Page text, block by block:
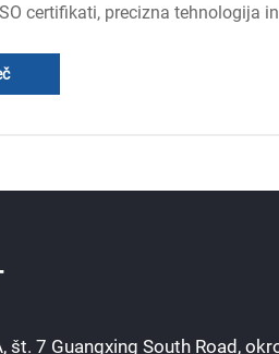
certifikati, precizna tehnologija in
intelektualne lastnine. Poiščite
že danes.
št. 7 Guangxing South Road,